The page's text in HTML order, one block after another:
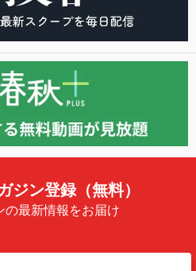
ジン登録（無料）
の最新情報をお届け